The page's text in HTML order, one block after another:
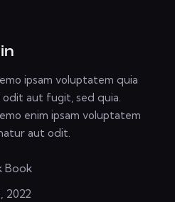
ipsam voluptatem quia
aut fugit, sed quia.
enim ipsam voluptatem
aut odit.
Book
2022